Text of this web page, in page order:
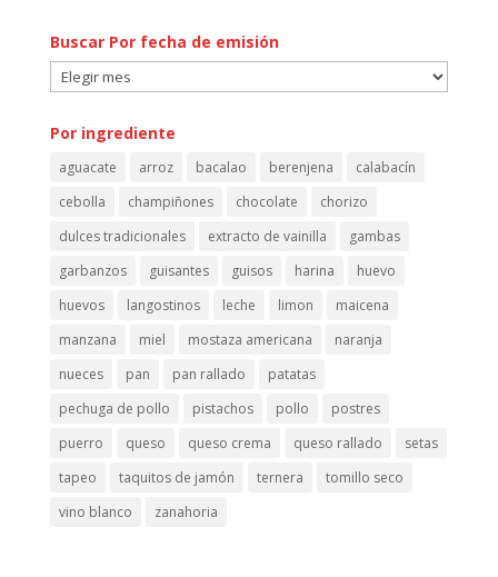
Buscar Por fecha de emisión
Buscar
Por
fecha
emisión
Por ingrediente
aguacate arroz bacalao berenjena
calabacín
cebolla
champiñones chocolate
chorizo
dulces tradicionales
extracto de vainilla
gambas
garbanzos
guisantes guisos harina
huevo
huevos
langostinos leche limon
maicena
manzana
miel mostaza americana
naranja
nueces
pan pan rallado
patatas
pechuga de pollo
pistachos pollo
postres
puerro
queso queso crema queso rallado
setas
tapeo
taquitos de jamón ternera
tomillo seco
vino blanco
zanahoria